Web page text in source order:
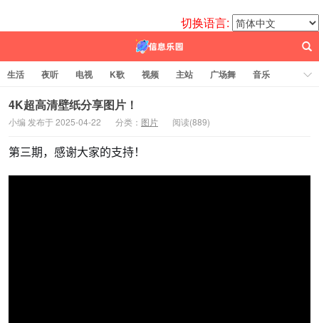
切换语言:
百信之源
生活 夜听 电视 K歌 视频 主站 广场舞
音乐
歌曲
电台 图片 热舞
4K超高清壁纸分享图片！
小编 发布于 2025-04-22 分类： 图片 阅读(889)
第三期，感谢大家的支持！